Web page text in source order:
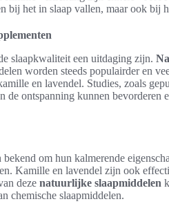
bij het in slaap vallen, maar ook bij
slaapkwaliteit een uitdaging zijn.
worden steeds populairder en
en lavendel. Studies, zoals
de ontspanning kunnen bevorderen
om hun kalmerende
Kamille en lavendel zijn ook
deze natuurlijke slaapmiddelen
chemische slaapmiddelen.